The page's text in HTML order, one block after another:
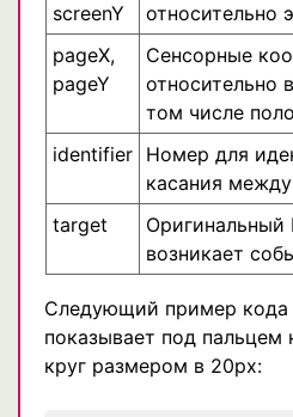
screenY
относительно
pageX,
pageY
Сенсорные
относительно
том числе
identifier Номер для
касания
target
Оригинальный
возникает
Следующий пример кода
показывает под пальцем
круг размером в 20px: